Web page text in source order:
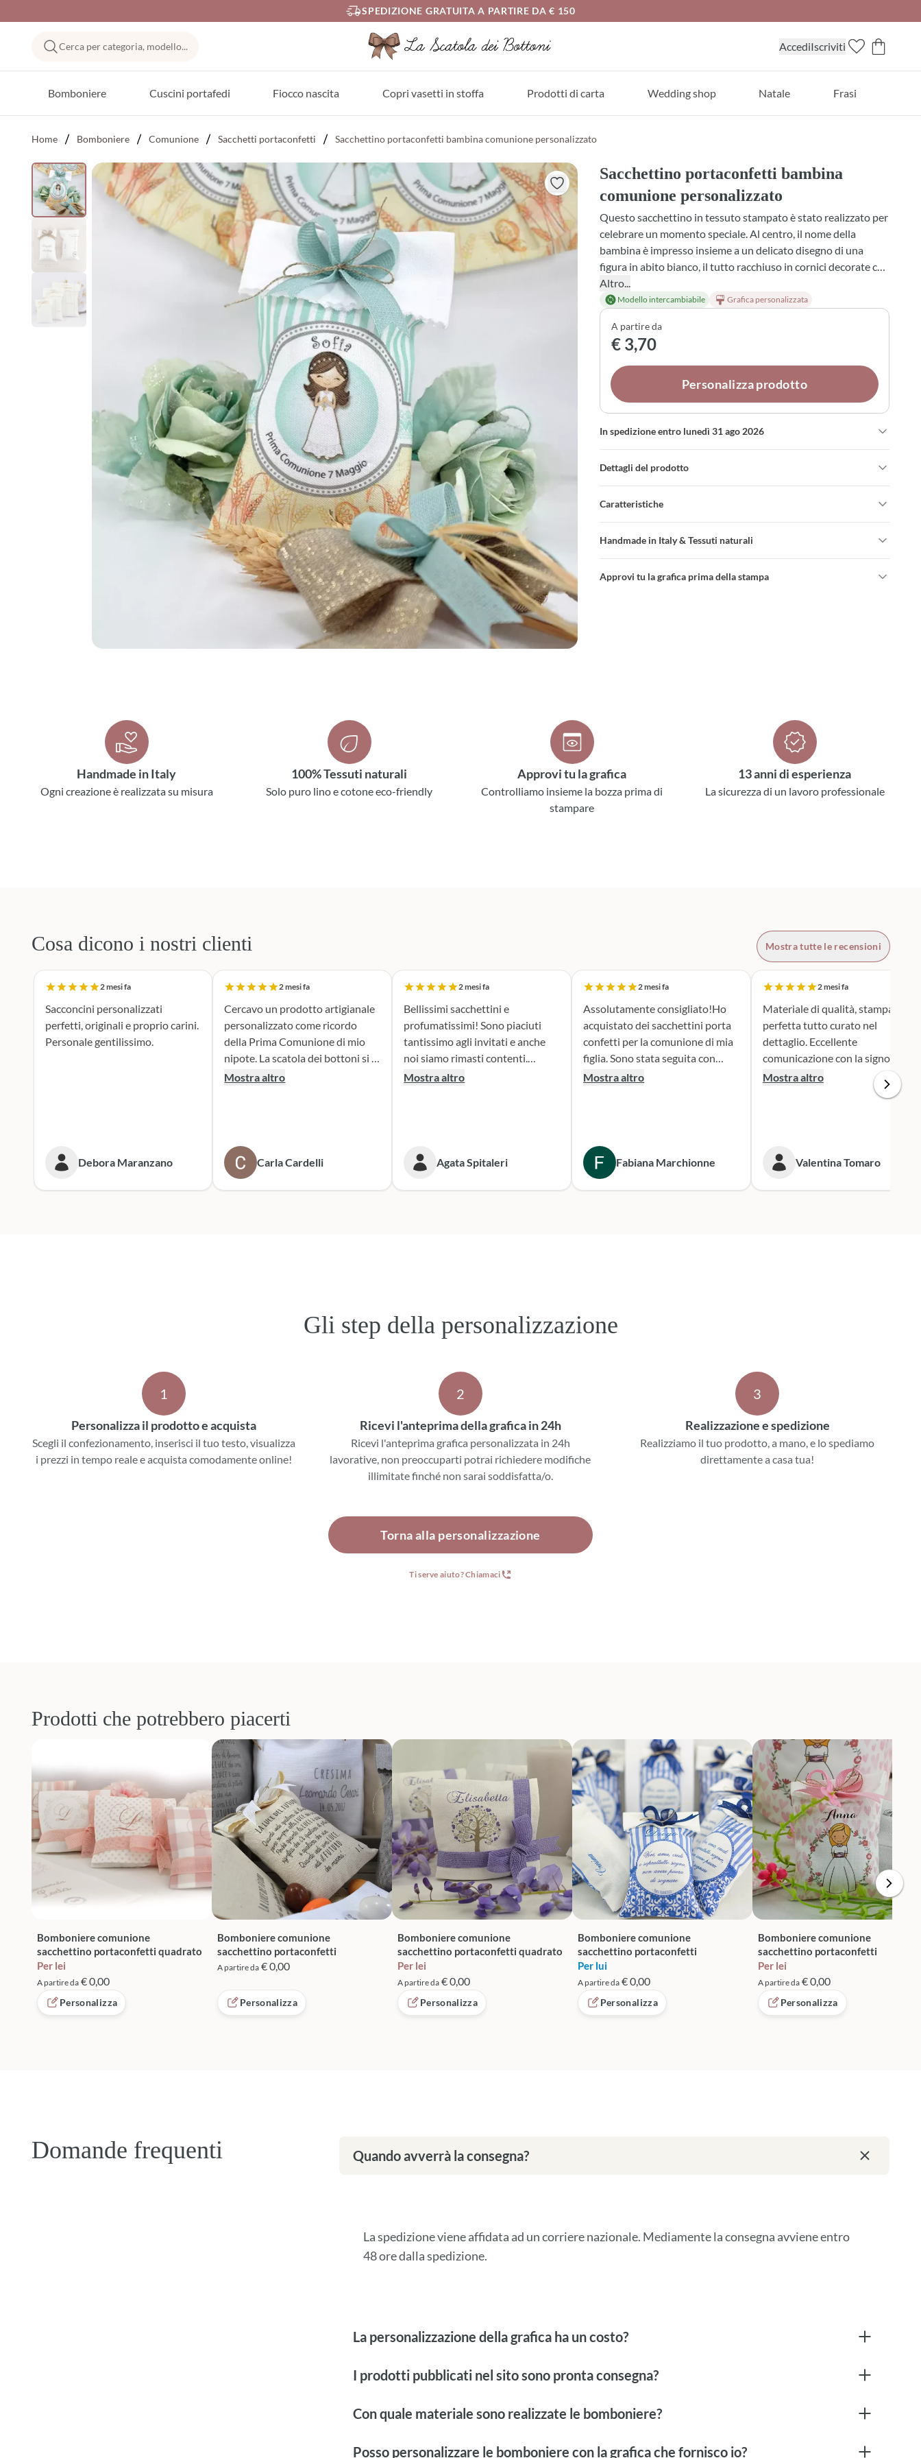
SPEDIZIONE GRATUITA A PARTIRE DA € 150
Cerca per categoria, modello... AccediIscriviti
Bomboniere Cuscini portafedi Fiocco nascita Copri vasetti in stoffa Prodotti di carta Wedding shop Natale Frasi
Home Bomboniere Comunione Sacchetti portaconfetti Sacchettino portaconfetti bambina comunione personalizzato
Sacchettino portaconfetti bambina
comunione personalizzato
Questo sacchettino in tessuto stampato è stato realizzato per
celebrare un momento speciale. Al centro, il nome della
bambina è impresso insieme a un delicato disegno di una
figura in abito bianco, il tutto racchiuso in cornici decorate con
motivi floreali. Il sacchetto si chiude con un fiocco in tulle e
confetti, perfetto come bomboniera per la comunione. Scegli
tra tessuti in cotone bianco, avorio o puro lino panna, e
personalizza profumazione interna, colori dei nastri e fiocco,
oltre alla selezione dei confetti.
Altro...
Modello intercambiabile Grafica personalizzata
A partire da
€ 3,70
Personalizza prodotto
In spedizione entro lunedì 31 ago 2026
Dettagli del prodotto
Caratteristiche
Handmade in Italy & Tessuti naturali
Approvi tu la grafica prima della stampa
Handmade in Italy
Ogni creazione è realizzata su misura
100% Tessuti naturali
Solo puro lino e cotone eco-friendly
Approvi tu la grafica
Controlliamo insieme la bozza prima di
stampare
13 anni di esperienza
La sicurezza di un lavoro professionale
Cosa dicono i nostri clienti Mostra tutte le recensioni
2 mesi fa
Sacconcini personalizzati
perfetti, originali e proprio carini.
Personale gentilissimo.
Debora Maranzano
2 mesi fa
Cercavo un prodotto artigianale
personalizzato come ricordo
della Prima Comunione di mio
nipote. La scatola dei bottoni si è
rivelata la scelta perfetta. Il
tenero e accattivante e ne sono
entusiasta. Mi rivolgerò
sicuramente a loro per le
Mostra altro
Carla Cardelli
2 mesi fa
Bellissimi sacchettini e
profumatissimi! Sono piaciuti
tantissimo agli invitati e anche
noi siamo rimasti contenti.
Consigliato!
Mostra altro
Agata Spitaleri
2 mesi fa
Assolutamente consigliato!Ho
acquistato dei sacchettini porta
confetti per la comunione di mia
figlia. Sono stata seguita con
attenzione e serietà nella scelta e
Consegna puntualissima
secondo i tempi stabiliti.
Sicuramente mi rivolgerò a loro
Mostra altro
Fabiana Marchionne
2 mesi fa
Materiale di qualità, stampa
perfetta tutto curato nel
dettaglio. Eccellente
comunicazione con la signora
Silvia per qualsiasi cambiamento
nella produzione e nel dare
Mostra altro
Valentina Tomaro
Gli step della personalizzazione
1
Personalizza il prodotto e acquista
Scegli il confezionamento, inserisci il tuo testo, visualizza
i prezzi in tempo reale e acquista comodamente online!
2
Ricevi l'anteprima della grafica in 24h
Ricevi l'anteprima grafica personalizzata in 24h
lavorative, non preoccuparti potrai richiedere modifiche
illimitate finché non sarai soddisfatta/o.
3
Realizzazione e spedizione
Realizziamo il tuo prodotto, a mano, e lo spediamo
direttamente a casa tua!
Torna alla personalizzazione
Ti serve aiuto? Chiamaci
Prodotti che potrebbero piacerti
Bomboniere comunione
sacchettino portaconfetti quadrato
Per lei
A partire da € 0,00
Personalizza
Bomboniere comunione
sacchettino portaconfetti
A partire da€ 0,00
Personalizza
Bomboniere comunione
sacchettino portaconfetti quadrato
Per lei
A partire da€ 0,00
Personalizza
Bomboniere comunione
sacchettino portaconfetti
Per lui
A partire da€ 0,00
Personalizza
Bomboniere comunione
sacchettino portaconfetti
Per lei
A partire da€ 0,00
Personalizza
Domande frequenti Quando avverrà la consegna?
La spedizione viene affidata ad un corriere nazionale. Mediamente la consegna avviene entro
48 ore dalla spedizione.
La personalizzazione della grafica ha un costo?
I prodotti pubblicati nel sito sono pronta consegna?
Con quale materiale sono realizzate le bomboniere?
Posso personalizzare le bomboniere con la grafica che fornisco io?